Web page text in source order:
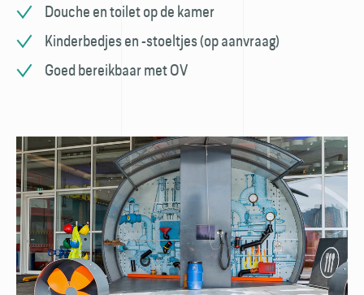
Douche en toilet op de kamer
Kinderbedjes en -stoeltjes (op aanvraag)​
Goed bereikbaar met OV